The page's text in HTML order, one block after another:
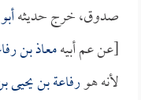
صدوق، خرج حديثه
[عن عم أبيهمعاذ بن
لأنه هورفاعة بن يحيى